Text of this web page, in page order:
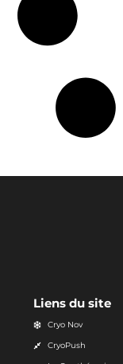
Liens du site
Cryo Nov
CryoPush